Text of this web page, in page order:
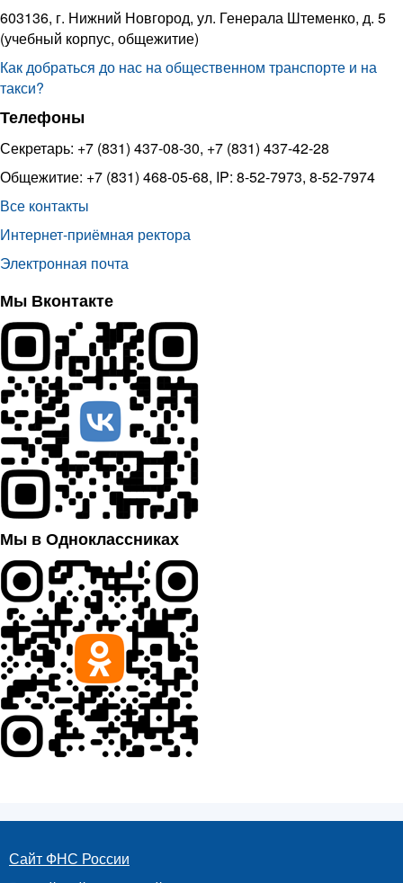
603136, г. Нижний Новгород, ул. Генерала Штеменко, д. 5
(учебный корпус, общежитие)
Как добраться до нас на общественном транспорте и на
такси?
Телефоны
Секретарь: +7 (831) 437-08-30, +7 (831) 437-42-28
Общежитие: +7 (831) 468-05-68, IP: 8-52-7973, 8-52-7974
Все контакты
Интернет-приёмная ректора
Электронная почта
Мы Вконтакте
Мы в Одноклассниках
Сайт ФНС России